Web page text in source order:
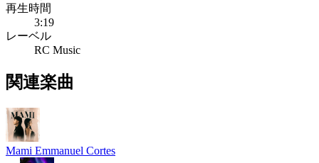
再生時間
3:19
レーベル
RC Music
関連楽曲
Mami Emmanuel Cortes